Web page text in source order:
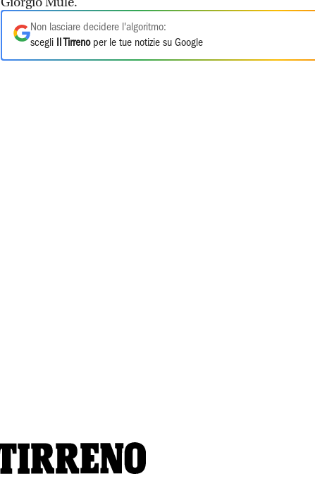
Non lasciare decidere l'algoritmo:
scegli
Il Tirrenoper le tue notizie su Google